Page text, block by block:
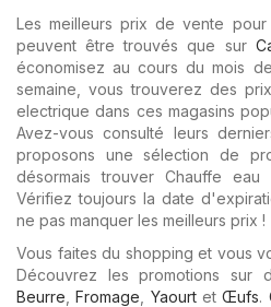
Les meilleurs prix de vente
peuvent être trouvés que sur
économisez au cours du mois
semaine, vous trouverez des
electrique dans ces magasins
Avez-vous consulté leurs
proposons une sélection de
désormais trouver Chauffe
Vérifiez toujours la date
ne pas manquer les meilleurs prix !
Vous faites du shopping et vous
Découvrez les promotions sur
Beurre ,Fromage YaourtetŒufs.